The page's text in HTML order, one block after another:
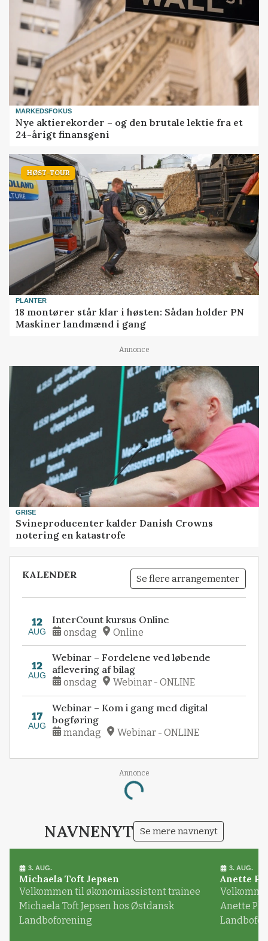
MARKEDSFOKUS
Nye aktierekorder – og den brutale lektie fra et
24-årigt finansgeni
HØST-TOUR
PLANTER
18 montører står klar i høsten: Sådan holder PN
Maskiner landmænd i gang
Annonce
GRISE
Svineproducenter kalder Danish Crowns
notering en katastrofe
KALENDER Se flere arrangementer
12
AUG
InterCount kursus Online
onsdag Online
12
AUG
Webinar – Fordelene ved løbende
aflevering af bilag
onsdag Webinar - ONLINE
17
AUG
Webinar – Kom i gang med digital
bogføring
mandag Webinar - ONLINE
Annonce
Loading...
NAVNENYT Se mere navnenyt
3. AUG.
Michaela Toft Jepsen
Velkommen til økonomiassistent trainee
Michaela Toft Jepsen hos Østdansk
Landboforening
3. AUG.
Anette
Anette